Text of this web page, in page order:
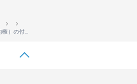
ストックオプション（新株予約権）の付与に関するお知らせ